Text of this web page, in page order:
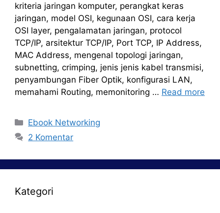
kriteria jaringan komputer, perangkat keras
jaringan, model OSI, kegunaan OSI, cara kerja
OSI layer, pengalamatan jaringan, protocol
TCP/IP, arsitektur TCP/IP, Port TCP, IP Address,
MAC Address, mengenal topologi jaringan,
subnetting, crimping, jenis jenis kabel transmisi,
penyambungan Fiber Optik, konfigurasi LAN,
memahami Routing, memonitoring … Read more
Kategori
Ebook Networking
2 Komentar
Kategori